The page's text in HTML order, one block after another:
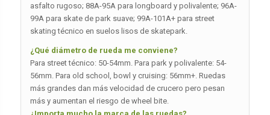
asfalto rugoso; 88A-95A para longboard y polivalente; 96A-
99A para skate de park suave; 99A-101A+ para street
skating técnico en suelos lisos de skatepark.
¿Qué diámetro de rueda me conviene?
Para street técnico: 50-54mm. Para park y polivalente: 54-
56mm. Para old school, bowl y cruising: 56mm+. Ruedas
más grandes dan más velocidad de crucero pero pesan
más y aumentan el riesgo de wheel bite.